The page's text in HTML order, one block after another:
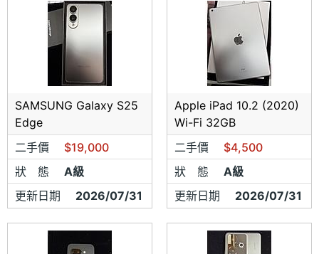
SAMSUNG Galaxy S25
Edge
二手價
$19,000
狀 態
A級
更新日期
2026/07/31
Apple iPad 10.2 (2020)
Wi-Fi 32GB
二手價
$4,500
狀 態
A級
更新日期
2026/07/31